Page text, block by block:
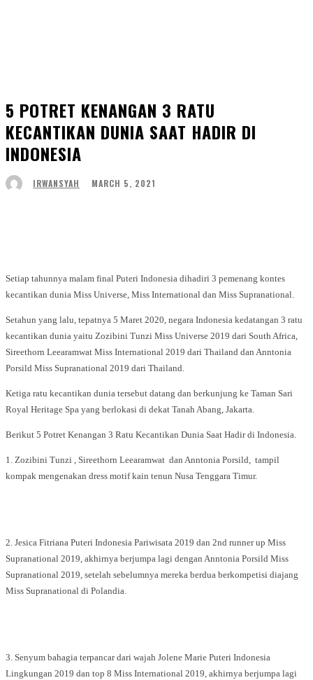
5 POTRET KENANGAN 3 RATU
KECANTIKAN DUNIA SAAT HADIR DI
INDONESIA
IRWANSYAH MARCH 5, 2021
Setiap tahunnya malam final Puteri Indonesia dihadiri 3 pemenang kontes
kecantikan dunia Miss Universe, Miss International dan Miss Supranational.
Setahun yang lalu, tepatnya 5 Maret 2020, negara Indonesia kedatangan 3 ratu
kecantikan dunia yaitu Zozibini Tunzi Miss Universe 2019 dari South Africa,
Sireethorn Leearamwat Miss International 2019 dari Thailand dan Anntonia
Porsild Miss Supranational 2019 dari Thailand.
Ketiga ratu kecantikan dunia tersebut datang dan berkunjung ke Taman Sari
Royal Heritage Spa yang berlokasi di dekat Tanah Abang, Jakarta.
Berikut 5 Potret Kenangan 3 Ratu Kecantikan Dunia Saat Hadir di Indonesia.
1. Zozibini Tunzi , Sireethorn Leearamwat dan Anntonia Porsild, tampil
kompak mengenakan dress motif kain tenun Nusa Tenggara Timur.
2. Jesica Fitriana Puteri Indonesia Pariwisata 2019 dan 2nd runner up Miss
Supranational 2019, akhirnya berjumpa lagi dengan Anntonia Porsild Miss
Supranational 2019, setelah sebelumnya mereka berdua berkompetisi diajang
Miss Supranational di Polandia.
3. Senyum bahagia terpancar dari wajah Jolene Marie Puteri Indonesia
Lingkungan 2019 dan top 8 Miss International 2019, akhirnya berjumpa lagi